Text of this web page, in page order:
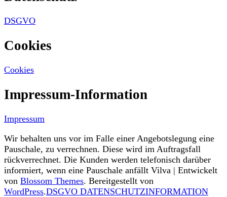
DSGVO
Cookies
Cookies
Impressum-Information
Impressum
Wir behalten uns vor im Falle einer Angebotslegung eine
Pauschale, zu verrechnen. Diese wird im Auftragsfall
rückverrechnet. Die Kunden werden telefonisch darüber
informiert, wenn eine Pauschale anfällt Vilva | Entwickelt
von Blossom Themes. Bereitgestellt von
WordPress.DSGVO DATENSCHUTZINFORMATION